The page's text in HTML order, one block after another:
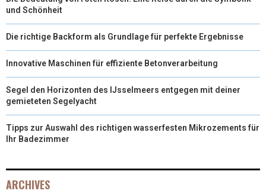
und Schönheit
Die richtige Backform als Grundlage für perfekte Ergebnisse
Innovative Maschinen für effiziente Betonverarbeitung
Segel den Horizonten des IJsselmeers entgegen mit deiner
gemieteten Segelyacht
Tipps zur Auswahl des richtigen wasserfesten Mikrozements für
Ihr Badezimmer
ARCHIVES